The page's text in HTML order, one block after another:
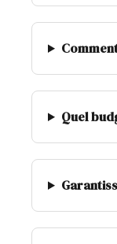
Quel